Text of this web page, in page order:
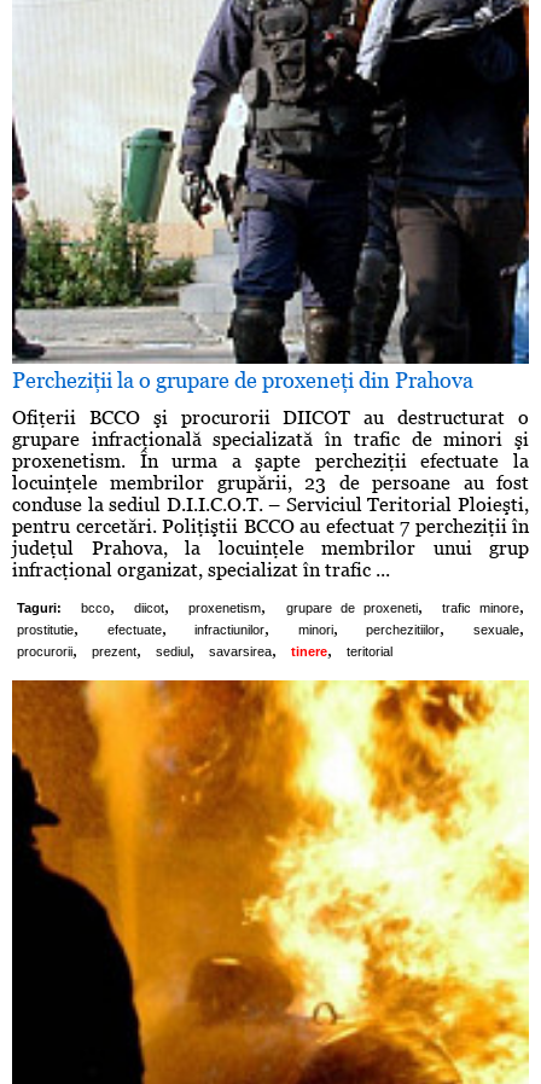
Percheziţii la o grupare de proxeneţi din Prahova
Ofiţerii BCCO şi procurorii DIICOT au destructurat o
grupare infracţională specializată în trafic de minori şi
proxenetism. În urma a şapte percheziţii efectuate la
locuinţele membrilor grupării, 23 de persoane au fost
conduse la sediul D.I.I.C.O.T. – Serviciul Teritorial Ploieşti,
pentru cercetări. Poliţiştii BCCO au efectuat 7 percheziţii în
judeţul Prahova, la locuinţele membrilor unui grup
infracţional organizat, specializat în trafic ...
Taguri: bcco, diicot, proxenetism, grupare de proxeneti, trafic minore,
prostitutie, efectuate, infractiunilor, minori, perchezitiilor, sexuale,
procurorii, prezent, sediul , savarsirea, tinere, teritorial